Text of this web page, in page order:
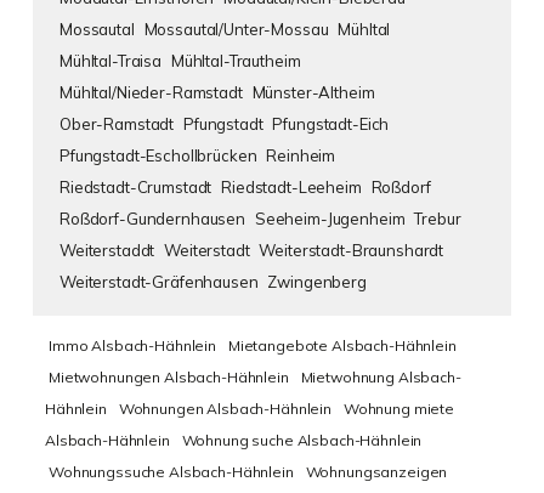
Mossautal Mossautal/Unter-Mossau Mühltal
Mühltal-Traisa Mühltal-Trautheim
Mühltal/Nieder-Ramstadt Münster-Altheim
Ober-Ramstadt Pfungstadt Pfungstadt-Eich
Pfungstadt-Eschollbrücken Reinheim
Riedstadt-Crumstadt Riedstadt-Leeheim Roßdorf
Roßdorf-Gundernhausen Seeheim-Jugenheim Trebur
Weiterstaddt Weiterstadt Weiterstadt-Braunshardt
Weiterstadt-Gräfenhausen Zwingenberg
Immo Alsbach-Hähnlein
Mietangebote Alsbach-Hähnlein
Mietwohnungen Alsbach-Hähnlein
Mietwohnung Alsbach-
Hähnlein
Wohnungen Alsbach-Hähnlein
Wohnung miete
Alsbach-Hähnlein
Wohnung suche Alsbach-Hähnlein
Wohnungssuche Alsbach-Hähnlein
Wohnungsanzeigen